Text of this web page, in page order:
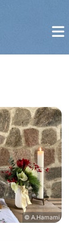
© A.Hamami